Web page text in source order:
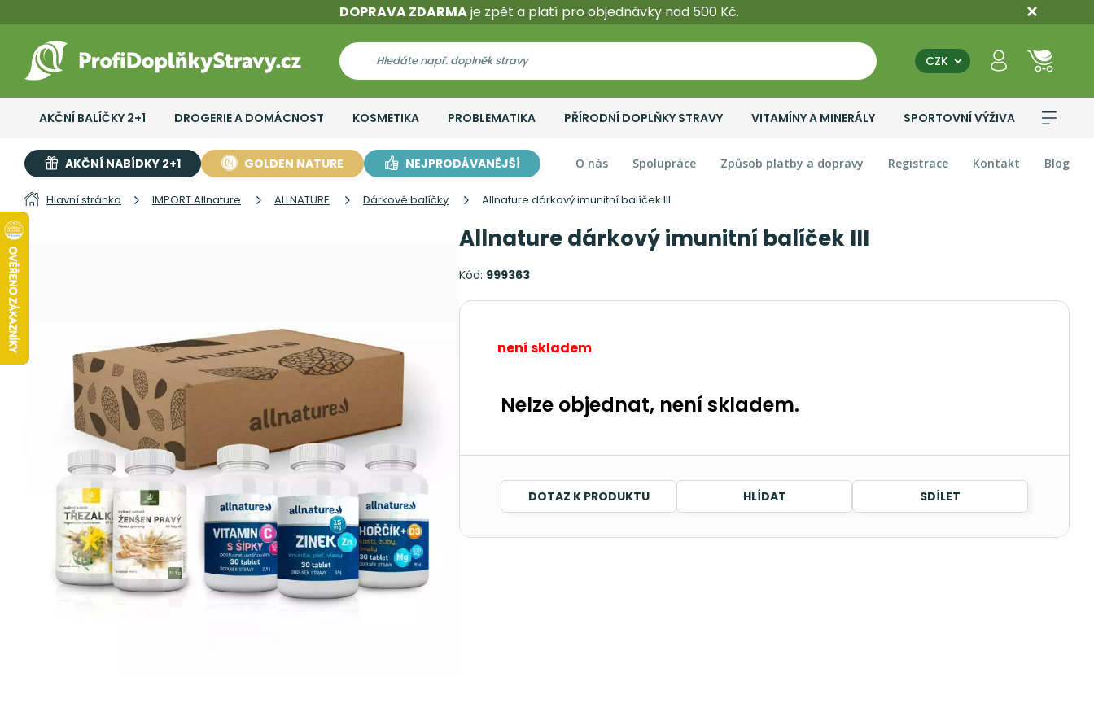
DOPRAVA ZDARMAje zpět a platí pro objednávky nad 500 Kč.
CZK
AKČNÍ BALÍČKY 2+1 DROGERIE A DOMÁCNOST KOSMETIKA PROBLEMATIKA PŘÍRODNÍ DOPLŇKY STRAVY VITAMÍNY A MINERÁLY SPORTOVNÍ VÝŽIVA
AKČNÍ NABÍDKY 2+1 GOLDEN NATURE NEJPRODÁVANĚJŠÍ O nás Spolupráce Způsob platby a dopravy Registrace Kontakt Blog
Hlavní stránka IMPORT Allnature ALLNATURE Dárkové balíčky Allnature dárkový imunitní balíček III
Allnature dárkový imunitní balíček III
Kód: 999363
není skladem
Nelze objednat, není skladem.
DOTAZ K PRODUKTU HLÍDAT SDÍLET